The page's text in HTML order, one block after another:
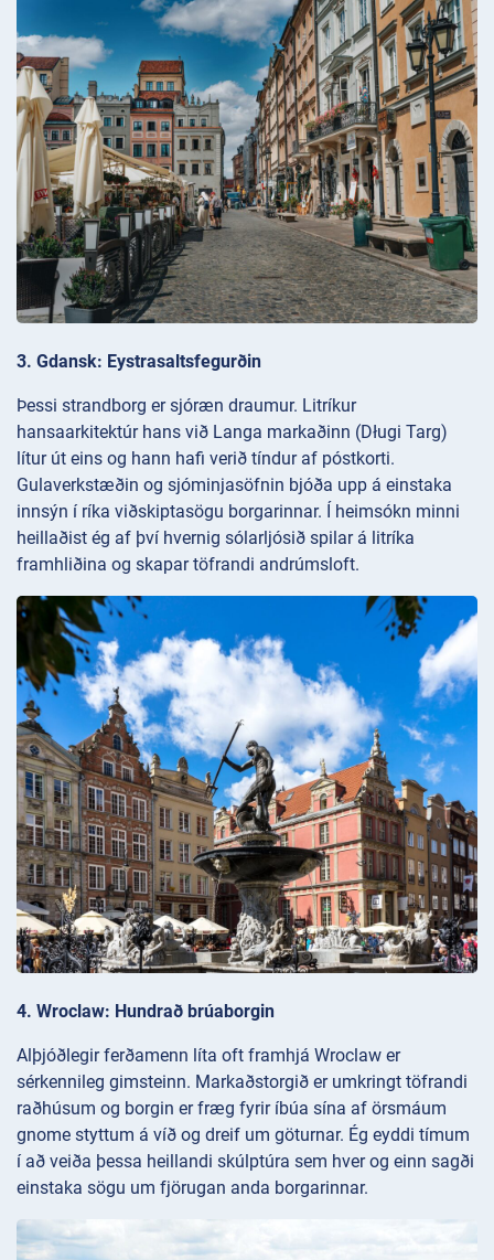
3. Gdansk: Eystrasaltsfegurðin
Þessi strandborg er sjóræn draumur. Litríkur
hansaarkitektúr hans við Langa markaðinn (Długi Targ)
lítur út eins og hann hafi verið tíndur af póstkorti.
Gulaverkstæðin og sjóminjasöfnin bjóða upp á einstaka
innsýn í ríka viðskiptasögu borgarinnar. Í heimsókn minni
heillaðist ég af því hvernig sólarljósið spilar á litríka
framhliðina og skapar töfrandi andrúmsloft.
4. Wroclaw: Hundrað brúaborgin
Alþjóðlegir ferðamenn líta oft framhjá Wroclaw er
sérkennileg gimsteinn. Markaðstorgið er umkringt töfrandi
raðhúsum og borgin er fræg fyrir íbúa sína af örsmáum
gnome styttum á víð og dreif um göturnar. Ég eyddi tímum
í að veiða þessa heillandi skúlptúra sem hver og einn sagði
einstaka sögu um fjörugan anda borgarinnar.